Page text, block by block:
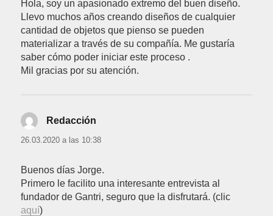
Hola, soy un apasionado extremo del buen diseño.
Llevo muchos años creando diseños de cualquier
cantidad de objetos que pienso se pueden
materializar a través de su compañía. Me gustaría
saber cómo poder iniciar este proceso .
Mil gracias por su atención.
Redacción
26.03.2020 a las 10:38
Buenos días Jorge.
Primero le facilito una interesante entrevista al
fundador de Gantri, seguro que la disfrutará. (clic
aquí)